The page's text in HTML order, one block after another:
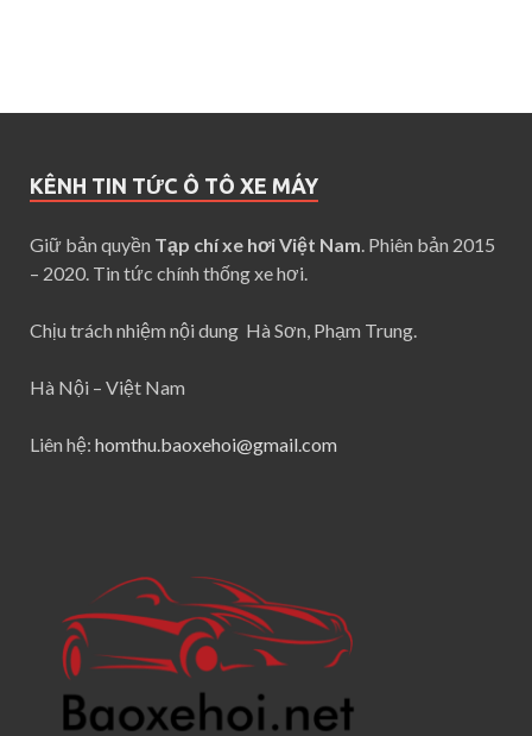
KÊNH TIN TỨC Ô TÔ XE MÁY
Giữ bản quyền Tạp chí xe hơi Việt Nam. Phiên bản 2015
– 2020. Tin tức chính thống xe hơi.
Chịu trách nhiệm nội dung Hà Sơn, Phạm Trung.
Hà Nội – Việt Nam
Liên hệ: homthu.baoxehoi@gmail.com